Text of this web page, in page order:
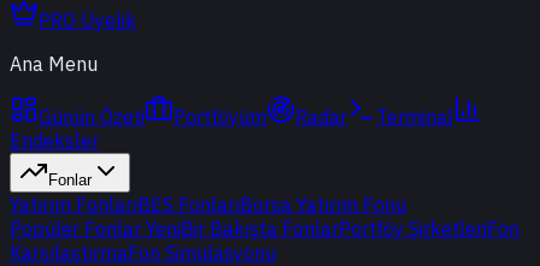
PRO Üyelik
Ana Menu
Günün Özeti Portföyüm Radar
Terminal
Endeksler
Fonlar
Yatırım FonlarıBES FonlarıBorsa Yatırım Fonu
Popüler Fonlar YeniBir Bakışta FonlarPortföy ŞirketleriFon
KarşılaştırmaFon Simülasyonu